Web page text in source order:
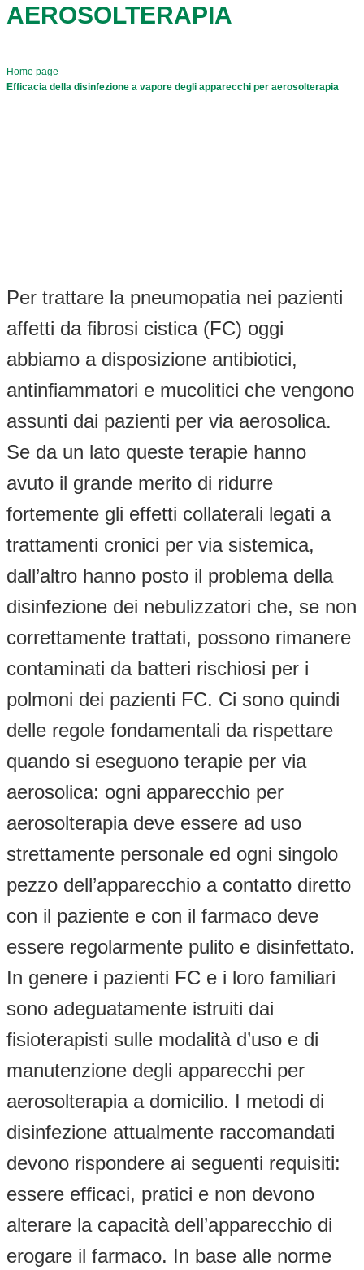
AEROSOLTERAPIA
Home page
Efficacia della disinfezione a vapore degli apparecchi per aerosolterapia
Per trattare la pneumopatia nei pazienti
affetti da fibrosi cistica (FC) oggi
abbiamo a disposizione antibiotici,
antinfiammatori e mucolitici che vengono
assunti dai pazienti per via aerosolica.
Se da un lato queste terapie hanno
avuto il grande merito di ridurre
fortemente gli effetti collaterali legati a
trattamenti cronici per via sistemica,
dall’altro hanno posto il problema della
disinfezione dei nebulizzatori che, se non
correttamente trattati, possono rimanere
contaminati da batteri rischiosi per i
polmoni dei pazienti FC. Ci sono quindi
delle regole fondamentali da rispettare
quando si eseguono terapie per via
aerosolica: ogni apparecchio per
aerosolterapia deve essere ad uso
strettamente personale ed ogni singolo
pezzo dell’apparecchio a contatto diretto
con il paziente e con il farmaco deve
essere regolarmente pulito e disinfettato.
In genere i pazienti FC e i loro familiari
sono adeguatamente istruiti dai
fisioterapisti sulle modalità d’uso e di
manutenzione degli apparecchi per
aerosolterapia a domicilio. I metodi di
disinfezione attualmente raccomandati
devono rispondere ai seguenti requisiti:
essere efficaci, pratici e non devono
alterare la capacità dell’apparecchio di
erogare il farmaco. In base alle norme